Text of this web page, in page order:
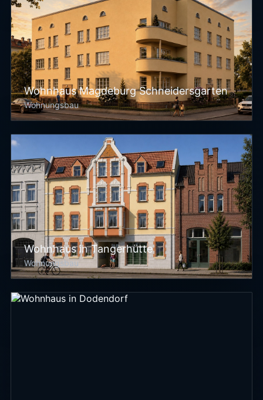
Wohnhaus Magdeburg Schneidersgarten
Wohnungsbau
Wohnhaus in Tangerhütte
Wohnungsbau